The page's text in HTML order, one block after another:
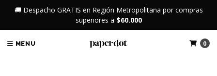
🚚 Despacho GRATIS en Región Metropolitana por compras
superiores a $60.000
MENU 0